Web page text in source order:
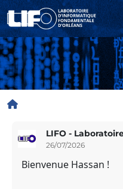
Aller au contenu principal
Fil d'Ariane
26/07/2026
Bienvenue Hassan !